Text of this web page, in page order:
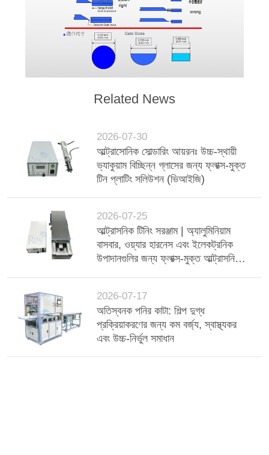
Related News
2026-07-30
আল্ট্রাসোনিক সোল্ডারিং আয়রনঃ উচ্চ-স্থায়ী
ভ্যাকুয়াম বিচ্ছিন্ন গ্লাসের জন্য ফ্লাক্স-মুক্ত
টিন প্লাটিং সলিউশন (ভিআইজি)
2026-07-25
আল্ট্রাসনিক টিনিং সরঞ্জাম | অ্যালুমিনিয়াম
বাসবার, ওয়্যার হারনেস এবং ইলেকট্রনিক
উপাদানগুলির জন্য ফ্লাক্স-মুক্ত আল্ট্রাসনিক
2026-07-17
অতিস্বনক পনির কাটা: শিল্প দুগ্ধ
প্রক্রিয়াকরণের জন্য কম বর্জ্য, স্বাস্থ্যকর
এবং উচ্চ-নির্ভুল সমাধান